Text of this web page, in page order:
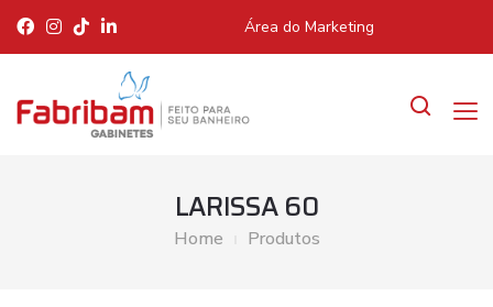
Área do Marketing
LARISSA 60
Home Produtos